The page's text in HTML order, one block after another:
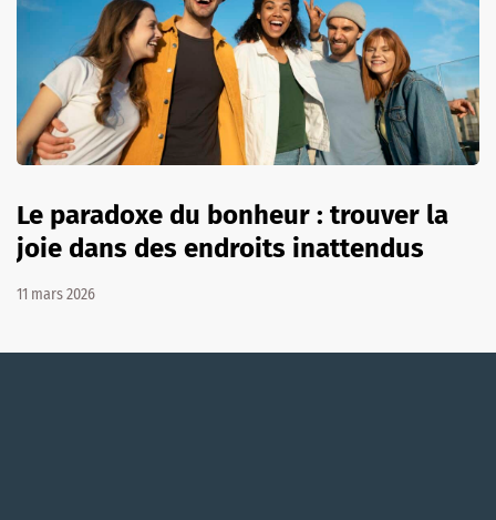
Le paradoxe du bonheur : trouver la
joie dans des endroits inattendus
11 mars 2026